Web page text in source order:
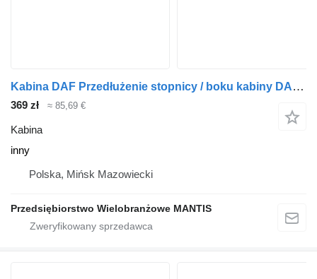
Kabina DAF Przedłużenie stopnicy / boku kabiny DAF CF LEWE inny do ciągnika siodłowego
369 zł ≈ 85,69 €
Kabina
inny
Polska, Mińsk Mazowiecki
Przedsiębiorstwo Wielobranżowe MANTIS